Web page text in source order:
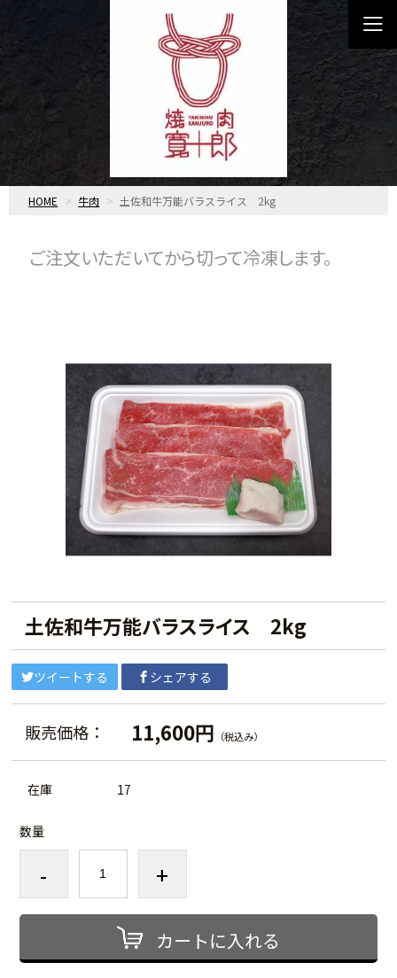
HOME 牛肉 土佐和牛万能バラスライス 2kg
ご注文いただいてから切って冷凍します。
土佐和牛万能バラスライス 2kg
ツイートする シェアする
販売価格： 11,600円 （税込み）
在庫 17
数量
- +
カートに入れる